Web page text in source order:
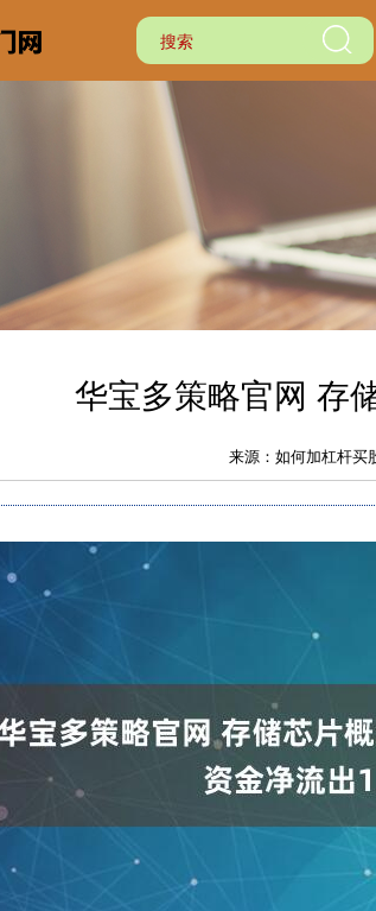
华宝多策略官网 存
来源：如何加杠杆买